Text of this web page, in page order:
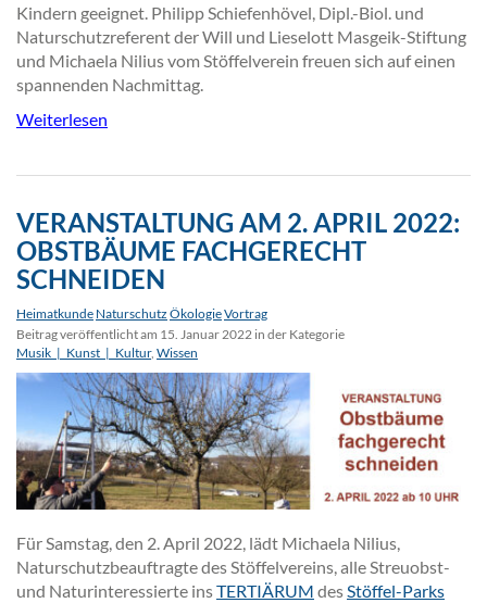
Kindern geeignet. Philipp Schiefenhövel, Dipl.-Biol. und
Naturschutzreferent der Will und Lieselott Masgeik-Stiftung
und Michaela Nilius vom Stöffelverein freuen sich auf einen
spannenden Nachmittag.
Weiterlesen
VERANSTALTUNG AM 2. APRIL 2022:
OBSTBÄUME FACHGERECHT
SCHNEIDEN
Heimatkunde Naturschutz ÖkologieVortrag
Beitrag veröffentlicht am 15. Januar 2022 in der Kategorie
Musik_|_Kunst_|_Kultur, Wissen
Für Samstag, den 2. April 2022, lädt Michaela Nilius,
Naturschutzbeauftragte des Stöffelvereins, alle Streuobst-
und Naturinteressierte insTERTIÄRUM desStöffel-Parks